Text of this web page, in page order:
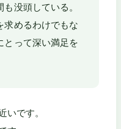
没頭している。
求めるわけでもな
とって深い満足を
いです。